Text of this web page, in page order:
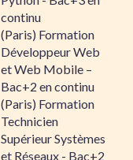
continu
(Paris) Formation
Développeur Web
et Web Mobile –
Bac+2 en continu
(Paris) Formation
Technicien
Supérieur Systèmes
et Réseaux - Bac+2